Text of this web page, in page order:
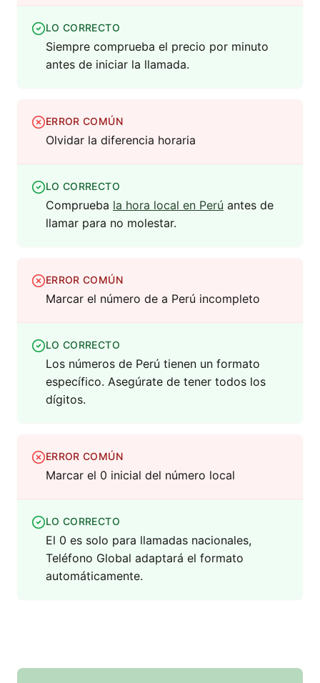
LO CORRECTO
Siempre comprueba el precio por minuto
antes de iniciar la llamada.
ERROR COMÚN
Olvidar la diferencia horaria
LO CORRECTO
Comprueba la hora local en Perú antes de
llamar para no molestar.
ERROR COMÚN
Marcar el número de a Perú incompleto
LO CORRECTO
Los números de Perú tienen un formato
específico. Asegúrate de tener todos los
dígitos.
ERROR COMÚN
Marcar el 0 inicial del número local
LO CORRECTO
El 0 es solo para llamadas nacionales,
Teléfono Global adaptará el formato
automáticamente.